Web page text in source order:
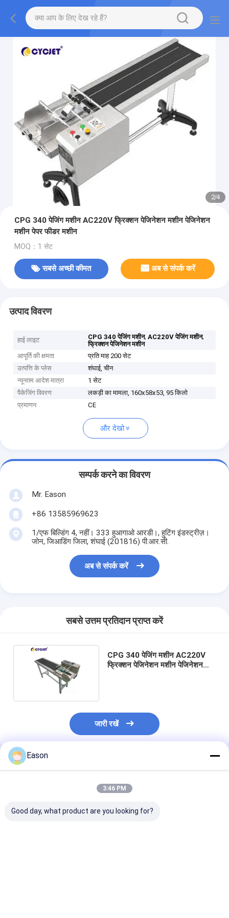
2/4
CPG 340 पेजिंग मशीन AC220V फ्रिक्शन पेजिनेशन मशीन पेजिनेशन
मशीन पेपर फीडर मशीन
MOQ：1 सेट
सबसे अच्छी कीमत अब से संपर्क करें
उत्पाद विवरण
हाई लाइट CPG 340 पेजिंग मशीन,AC220V पेजिंग मशीन,
फ्रिक्शन पेजिनेशन मशीन
आपूर्ति की क्षमता
प्रति माह 200 सेट
उत्पत्ति के प्लेस
शंघाई, चीन
न्यूनतम आदेश मात्रा
1 सेट
पैकेजिंग विवरण
लकड़ी का मामला, 160x58x53, 95 किलो
प्रमाणन
CE
और देखो
सम्पर्क करने का विवरण
Mr. Eason
+86 13585969623
1/एफ बिल्डिंग 4, नहीं। 333 हुआगाओ आरडी।, हुटिंग इंडस्ट्रीज़।
जोन, जिआडिंग जिला, शंघाई (201816) पी.आर.सी.
अब से संपर्क करें
सबसे उत्तम प्रतिदान प्राप्त करें
CPG 340 पेजिंग मशीन AC220V
फ्रिक्शन पेजिनेशन मशीन पेजिनेशन
जारी रखें
अनुशंसित उत्पाद
Eason
3:46 PM
Good day, what product are you looking for?